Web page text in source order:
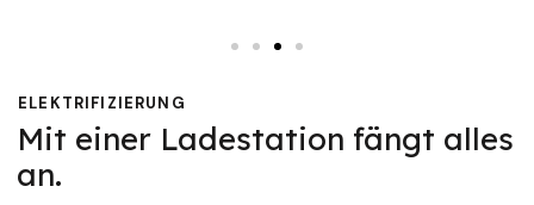
ELEKTRIFIZIERUNG
Mit einer Ladestation fängt alles
an.